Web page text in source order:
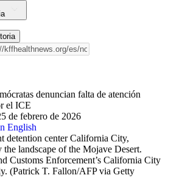
denuncian falta de atención
el ICE
de febrero de 2026
English
Customs Enforcement’s California City
(Patrick T. Fallon/AFP via Getty